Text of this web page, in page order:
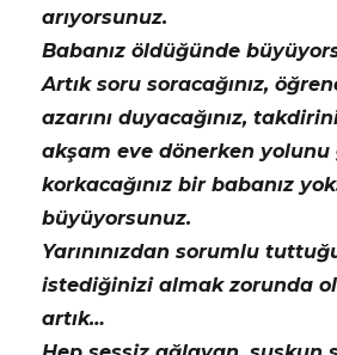
arıyorsunuz.
Babanız öldüğünde
Artık soru soracağınız,
azarını duyacağınız,
akşam eve dönerken yolunu
korkacağınız bir babanız
büyüyorsunuz.
Yarınınızdan sorumlu
istediğinizi almak zorunda
artık…